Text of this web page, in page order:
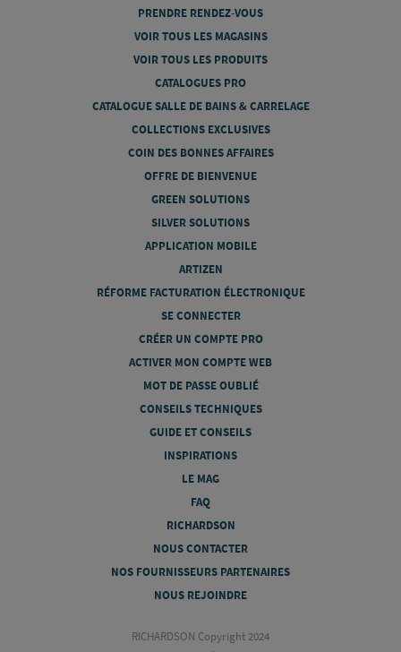
PRENDRE RENDEZ-VOUS
VOIR TOUS LES MAGASINS
VOIR TOUS LES PRODUITS
CATALOGUES PRO
CATALOGUE SALLE DE BAINS & CARRELAGE
COLLECTIONS EXCLUSIVES
COIN DES BONNES AFFAIRES
OFFRE DE BIENVENUE
GREEN SOLUTIONS
SILVER SOLUTIONS
APPLICATION MOBILE
ARTIZEN
RÉFORME FACTURATION ÉLECTRONIQUE
SE CONNECTER
CRÉER UN COMPTE PRO
ACTIVER MON COMPTE WEB
MOT DE PASSE OUBLIÉ
CONSEILS TECHNIQUES
GUIDE ET CONSEILS
INSPIRATIONS
LE MAG
FAQ
RICHARDSON
NOUS CONTACTER
NOS FOURNISSEURS PARTENAIRES
NOUS REJOINDRE
RICHARDSON Copyright 2024